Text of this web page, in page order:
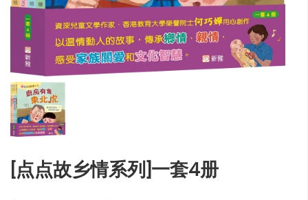
[点点故乡情系列]一套4册